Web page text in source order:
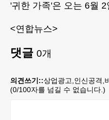
'귀한 가족'은 오는 6월
<연합뉴스>
댓글 0개
의견쓰기::상업광고,인신공격,
(0/100자를 넘길 수 없습니다.)